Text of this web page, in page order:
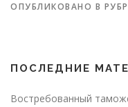
ОПУБЛИКОВАНО В
ПОСЛЕДНИЕ
Востребованный